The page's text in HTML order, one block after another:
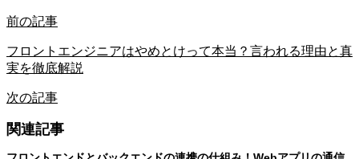
前の記事
フロントエンジニアはやめとけって本当？言われる理由と真
実を徹底解説
次の記事
関連記事